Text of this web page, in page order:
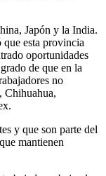
Japón y la India.
esta provincia
oportunidades
de que en la
no
Chihuahua,
y que son parte del
mantienen